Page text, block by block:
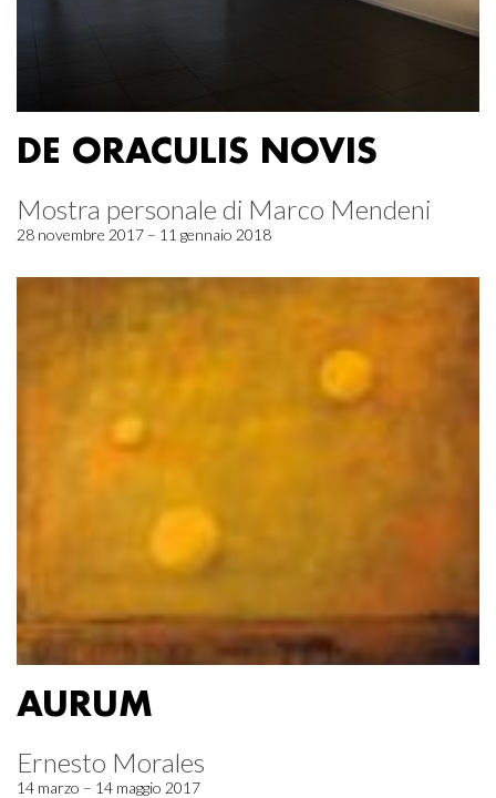
DE ORACULIS NOVIS
Mostra personale di Marco Mendeni
28 novembre 2017 – 11 gennaio 2018
AURUM
Ernesto Morales
14 marzo – 14 maggio 2017